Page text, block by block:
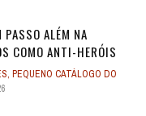
ALÉM NA
COMO ANTI-HERÓIS
, PEQUENO CATÁLOGO DO